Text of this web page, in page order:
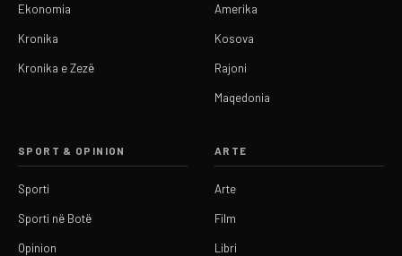
Ekonomia
Kronika
Kronika e Zezë
Amerika
Kosova
Rajoni
Maqedonia
SPORT & OPINION
Sporti
Sporti në Botë
Opinion
ARTE
Arte
Film
Libri